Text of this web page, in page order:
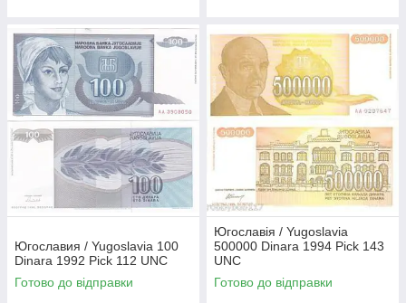
Югославия / Yugoslavia 100
Dinara 1992 Pick 112 UNC
Готово до відправки
Югославія / Yugoslavia
500000 Dinara 1994 Pick 143
UNC
Готово до відправки